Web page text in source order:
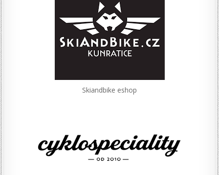
Skiandbike eshop